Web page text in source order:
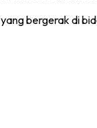
bergerak di